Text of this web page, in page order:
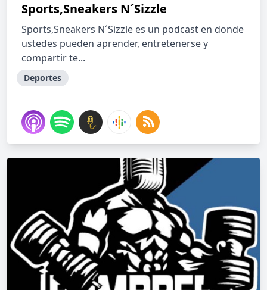
Sports,Sneakers N´Sizzle
Sports,Sneakers N´Sizzle es un podcast en donde
ustedes pueden aprender, entretenerse y
compartir te...
Deportes